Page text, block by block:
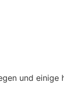
und